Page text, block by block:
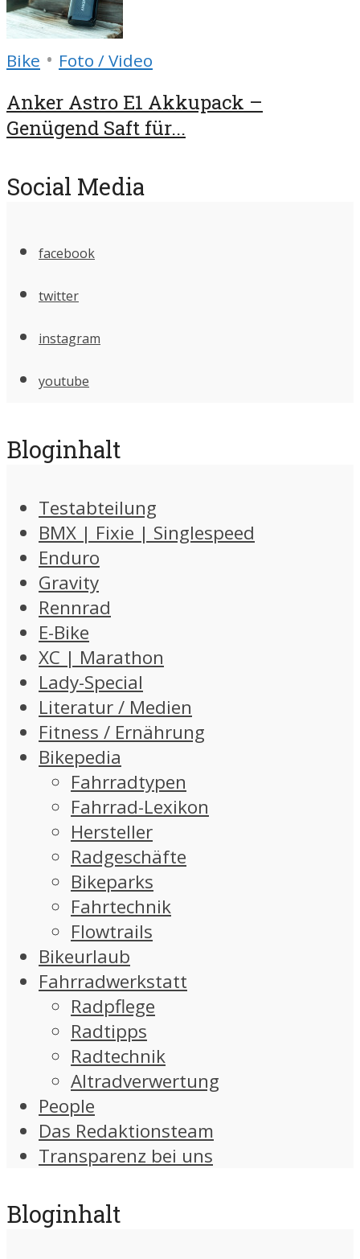
Bike • Foto / Video
Anker Astro E1 Akkupack –
Genügend Saft für...
Social Media
facebook
twitter
instagram
youtube
Bloginhalt
Testabteilung
BMX | Fixie | Singlespeed
Enduro
Gravity
Rennrad
E-Bike
XC | Marathon
Lady-Special
Literatur / Medien
Fitness / Ernährung
Bikepedia
Fahrradtypen
Fahrrad-Lexikon
Hersteller
Radgeschäfte
Bikeparks
Fahrtechnik
Flowtrails
Bikeurlaub
Fahrradwerkstatt
Radpflege
Radtipps
Radtechnik
Altradverwertung
People
Das Redaktionsteam
Transparenz bei uns
Bloginhalt